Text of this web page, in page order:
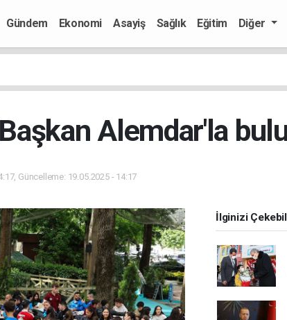
Gündem Ekonomi Asayiş Sağlık Eğitim Diğer
Alemdar'la
Güncelleme: 19.05.2025 - 14:17
İlginizi